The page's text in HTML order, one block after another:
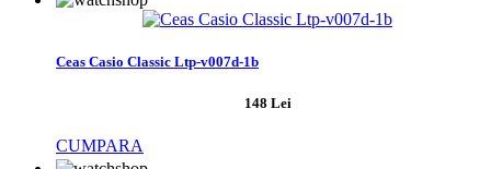
Ceas Casio Classic Ltp-v007d-1b
148 Lei
CUMPARA